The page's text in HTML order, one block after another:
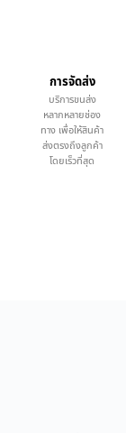
การจัดส่ง
บริการขนส่ง
หลากหลายช่อง
ทาง เพื่อให้สินค้า
ส่งตรงถึงลูกค้า
โดยเร็วที่สุด